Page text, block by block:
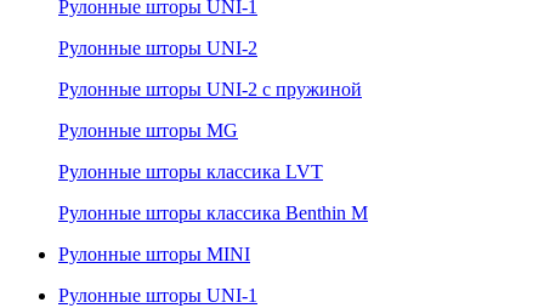
Рулонные шторы UNI-1
Рулонные шторы UNI-2
Рулонные шторы UNI-2 с пружиной
Рулонные шторы MG
Рулонные шторы классика LVT
Рулонные шторы классика Benthin M
Рулонные шторы MINI
Рулонные шторы UNI-1